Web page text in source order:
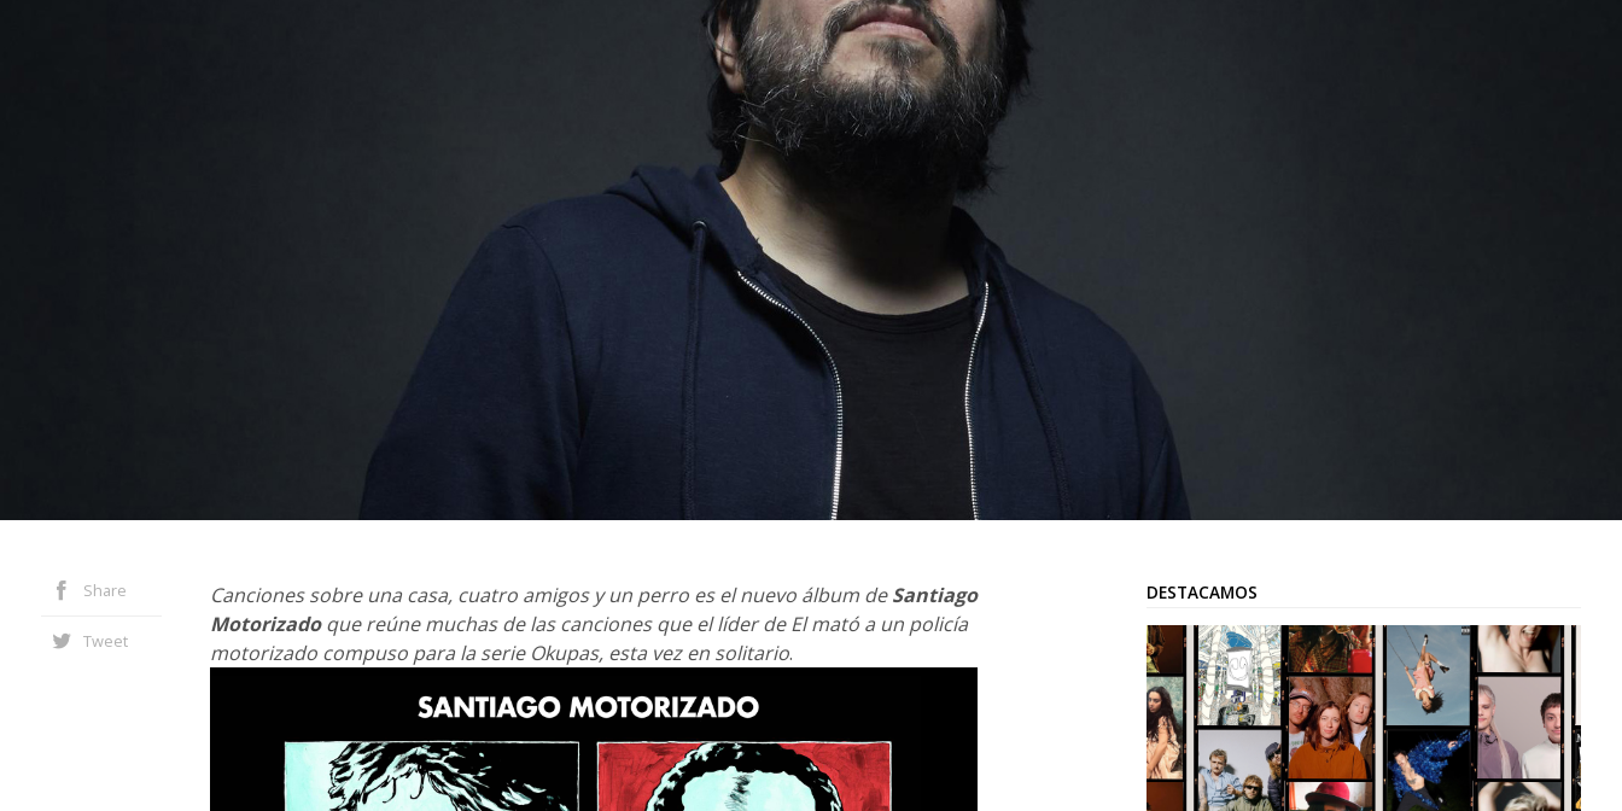
Share
Tweet
Canciones sobre una casa, cuatro amigos y un perro es el nuevo álbum deSantiago
Motorizadoque reúne muchas de las canciones que el líder de El mató a un policía
motorizado compuso para la serie Okupas, esta vez en solitario.
DESTACAMOS